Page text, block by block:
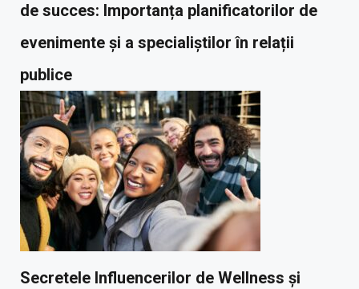
de succes: Importanța planificatorilor de
evenimente și a specialiștilor în relații
publice
Secretele Influencerilor de Wellness și